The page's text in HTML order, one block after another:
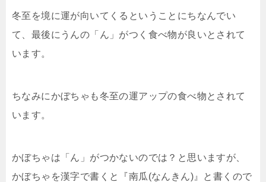
冬至を境に運が向いてくるということにちなんでい
て、最後にうんの「ん」がつく食べ物が良いとされて
います。
ちなみにかぼちゃも冬至の運アップの食べ物とされて
います。
かぼちゃは「ん」がつかないのでは？と思いますが、
かぼちゃを漢字で書くと『南瓜(なんきん)』と書くので